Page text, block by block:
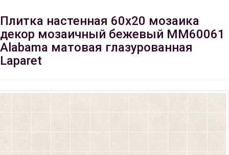
Плитка настенная 60x20 мозаика
декор мозаичный бежевый MM60061
Alabama матовая глазурованная
Laparet